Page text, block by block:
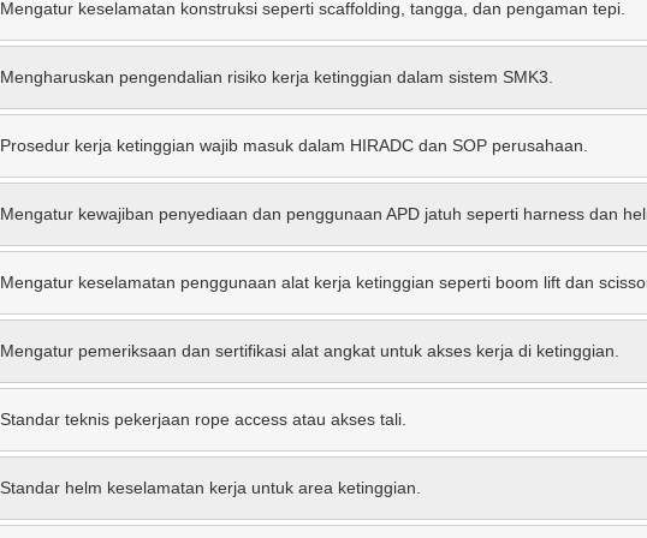
Mengatur keselamatan konstruksi seperti scaffolding, tangga, dan pengaman tepi.
Mengharuskan pengendalian risiko kerja ketinggian dalam sistem SMK3.
Prosedur kerja ketinggian wajib masuk dalam HIRADC dan SOP perusahaan.
Mengatur kewajiban penyediaan dan penggunaan APD jatuh seperti harness dan
Mengatur keselamatan penggunaan alat kerja ketinggian seperti boom lift dan
Mengatur pemeriksaan dan sertifikasi alat angkat untuk akses kerja di ketinggian.
Standar teknis pekerjaan rope access atau akses tali.
Standar helm keselamatan kerja untuk area ketinggian.